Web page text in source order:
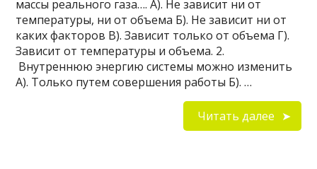
массы реального газа…. А). Не зависит ни от
температуры, ни от объема Б). Не зависит ни от
каких факторов В). Зависит только от объема Г).
Зависит от температуры и объема. 2.
Внутреннюю энергию системы можно изменить
А). Только путем совершения работы Б). …
Читать далее